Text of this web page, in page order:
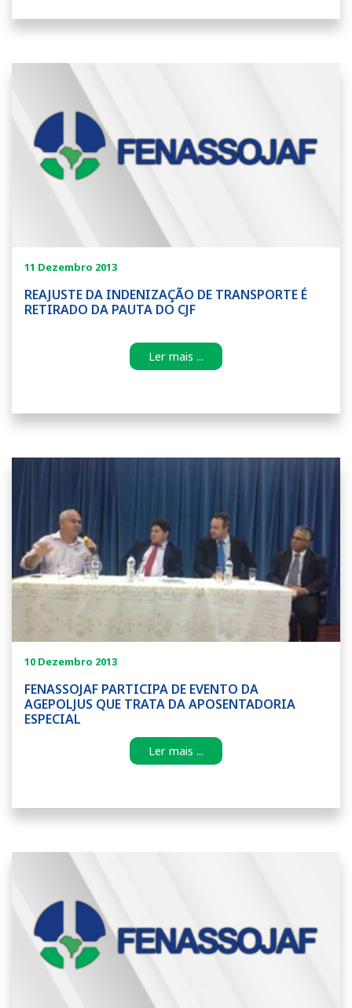
REAJUSTE DA INDENIZAÇÃO DE TRANSPORTE É
RETIRADO DA PAUTA DO CJF
11 Dezembro 2013
Ler mais ...
FENASSOJAF PARTICIPA DE EVENTO DA
AGEPOLJUS QUE TRATA DA APOSENTADORIA
ESPECIAL
10 Dezembro 2013
Ler mais ...